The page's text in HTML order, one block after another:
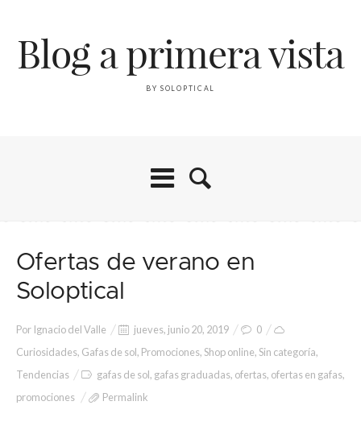
Blog a primera vista
BY SOLOPTICAL
Ofertas de verano en
Soloptical
Por Ignacio del Valle jueves, junio 20, 2019
0
Curiosidades, Gafas de sol, Promociones,Shop online,Sin categoría,
Tendencias
gafas de sol, gafas graduadas, ofertas, ofertas en gafas,
promociones
Permalink